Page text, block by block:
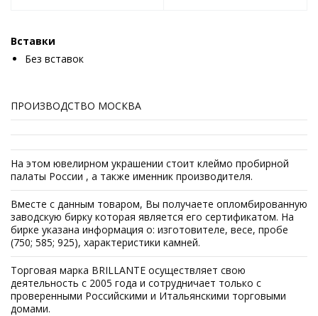
Вставки
Без вставок
ПРОИЗВОДСТВО МОСКВА
На этом ювелирном украшении стоит клеймо пробирной
палаты России , а также именник производителя.
Вместе с данным товаром, Вы получаете опломбированную
заводскую бирку которая является его сертификатом. На
бирке указана информация о: изготовителе, весе, пробе
(750; 585; 925), характеристики камней.
Торговая марка BRILLANTE осуществляет свою
деятельность с 2005 года и сотрудничает только с
проверенными Российскими и Итальянскими торговыми
домами.